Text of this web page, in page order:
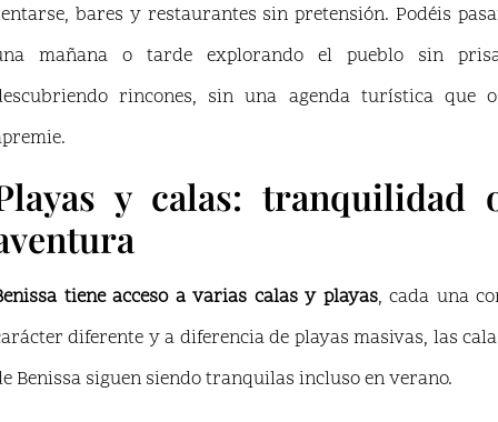
bares y restaurantes sin pretensión. Podéis
mañana o tarde explorando el pueblo sin
rincones, sin una agenda turística que
y calas: tranquilidad
tiene acceso a varias calas y playas, cada una
diferente y a diferencia de playas masivas, las
Benissa siguen siendo tranquilas incluso en verano.